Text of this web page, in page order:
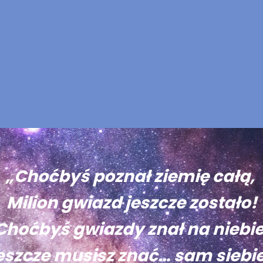
„Choćbyś poznał ziemię całą,
Milion gwiazd jeszcze zostało!
gwiazdy znał na
musisz znać… sam